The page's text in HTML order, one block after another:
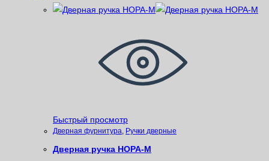
Быстрый просмотр
Дверная фурнитура, Ручки дверные
Дверная ручка НОРА-М